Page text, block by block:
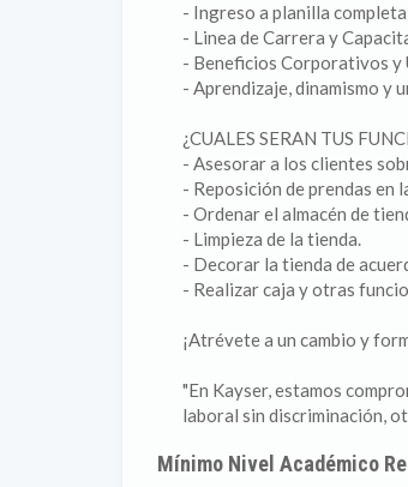
- Ingreso a planilla
- Linea de Carrera y
- Beneficios Corporativos y
- Aprendizaje, dinamismo y
¿CUALES SERAN TUS
- Asesorar a los clientes
- Reposición de prendas en
- Ordenar el almacén de
- Limpieza de la tienda.
- Decorar la tienda de
- Realizar caja y otras
¡Atrévete a un cambio y
"En Kayser, estamos
laboral sin discriminación,
Mínimo Nivel Académico